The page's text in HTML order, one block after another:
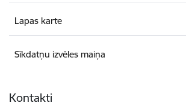
Lapas karte
Sīkdatņu izvēles maiņa
Kontakti